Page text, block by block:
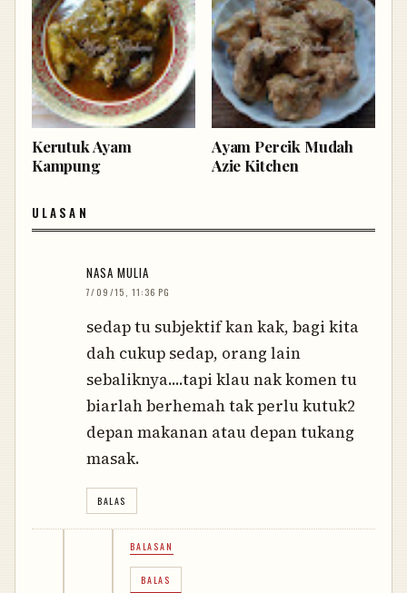
Kerutuk Ayam
Kampung
Ayam Percik Mudah
Azie Kitchen
ULASAN
NASA MULIA
7/09/15, 11:36 PG
sedap tu subjektif kan kak, bagi kita
dah cukup sedap, orang lain
sebaliknya....tapi klau nak komen tu
biarlah berhemah tak perlu kutuk2
depan makanan atau depan tukang
masak.
BALAS
BALASAN
BALAS